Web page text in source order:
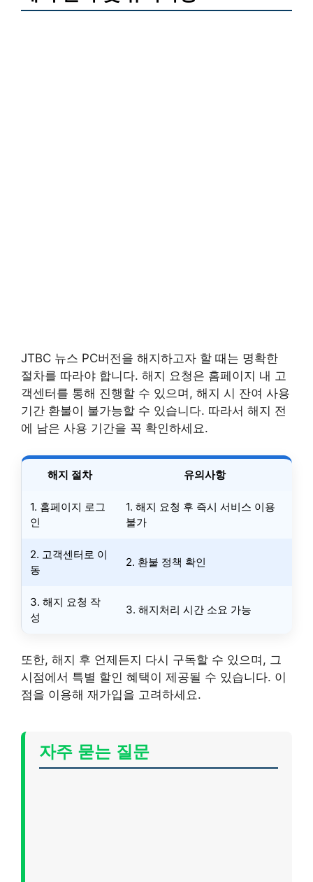
JTBC 뉴스 PC버전을 해지하고자 할 때는 명확한
절차를 따라야 합니다. 해지 요청은 홈페이지 내 고
객센터를 통해 진행할 수 있으며, 해지 시 잔여 사용
기간 환불이 불가능할 수 있습니다. 따라서 해지 전
에 남은 사용 기간을 꼭 확인하세요.
해지 절차 유의사항
1. 홈페이지 로그
인
1. 해지 요청 후 즉시 서비스 이용
불가
2. 고객센터로 이
동
2. 환불 정책 확인
3. 해지 요청 작
성
3. 해지처리 시간 소요 가능
또한, 해지 후 언제든지 다시 구독할 수 있으며, 그
시점에서 특별 할인 혜택이 제공될 수 있습니다. 이
점을 이용해 재가입을 고려하세요.
자주 묻는 질문